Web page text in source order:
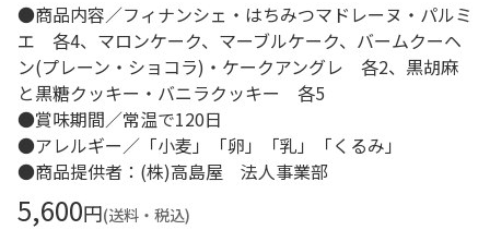
●商品内容／フィナンシェ・はちみつマドレーヌ・パルミ
エ 各4、マロンケーク、マーブルケーク、バームクーヘ
ン(プレーン・ショコラ)・ケークアングレ 各2、黒胡麻
と黒糖クッキー・バニラクッキー 各5
●賞味期間／常温で120日
●アレルギー／「小麦」「卵」「乳」「くるみ」
●商品提供者：(株)高島屋 法人事業部
5,600円(送料・税込)